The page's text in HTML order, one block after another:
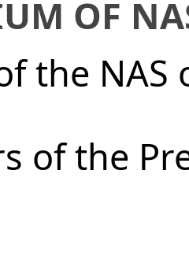
OF
the NAS
of the